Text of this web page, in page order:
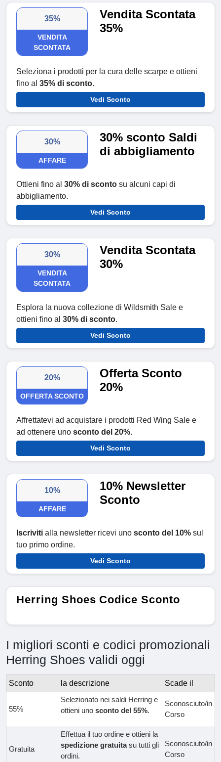
35%
VENDITA
SCONTATA
Vendita Scontata
35%
Seleziona i prodotti per la cura delle scarpe e ottieni
fino al 35% di sconto.
Vedi Sconto
30%
AFFARE
30% sconto Saldi
di abbigliamento
Ottieni fino al 30% di sconto su alcuni capi di
abbigliamento.
Vedi Sconto
30%
VENDITA
SCONTATA
Vendita Scontata
30%
Esplora la nuova collezione di Wildsmith Sale e
ottieni fino al 30% di sconto.
Vedi Sconto
20%
OFFERTA SCONTO
Offerta Sconto
20%
Affrettatevi ad acquistare i prodotti Red Wing Sale e
ad ottenere uno sconto del 20%.
Vedi Sconto
10%
AFFARE
10% Newsletter
Sconto
Iscriviti alla newsletter ricevi uno sconto del 10% sul
tuo primo ordine.
Vedi Sconto
Herring Shoes Codice Sconto
I migliori sconti e codici promozionali
Herring Shoes validi oggi
Sconto la descrizione Scade il
55%
Selezionato nei saldi Herring e
ottieni uno sconto del 55%.
Sconosciuto/in
Corso
Gratuita
Effettua il tuo ordine e ottieni la
spedizione gratuitasu tutti gli
ordini.
Sconosciuto/in
Corso